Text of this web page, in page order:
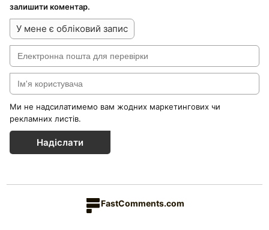
залишити коментар.
У мене є обліковий запис
Ми не надсилатимемо вам жодних маркетингових чи
рекламних листів.
Надіслати
FastComments.com